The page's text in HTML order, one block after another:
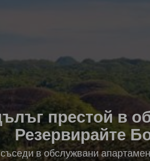
престой в
Резервирайте
в обслужвани